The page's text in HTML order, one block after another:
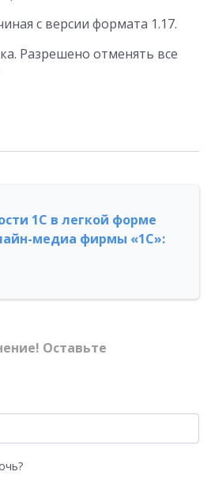
с версии формата 1.17.
Разрешено отменять все
1С в легкой форме
медиа фирмы «1С»:
Оставьте